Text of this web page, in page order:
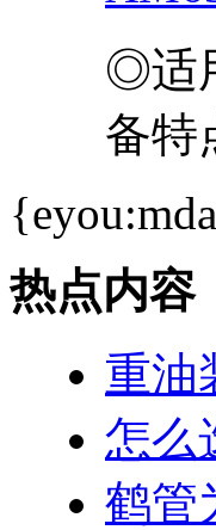
◎适
备特
热点内容
重油
怎么
鹤管